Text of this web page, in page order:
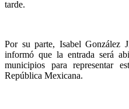
tarde.
Por su parte, Isabel González
informó que la entrada será
municipios para representar
República Mexicana.